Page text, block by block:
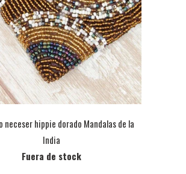
neceser hippie dorado Mandalas de la
India
Fuera de stock